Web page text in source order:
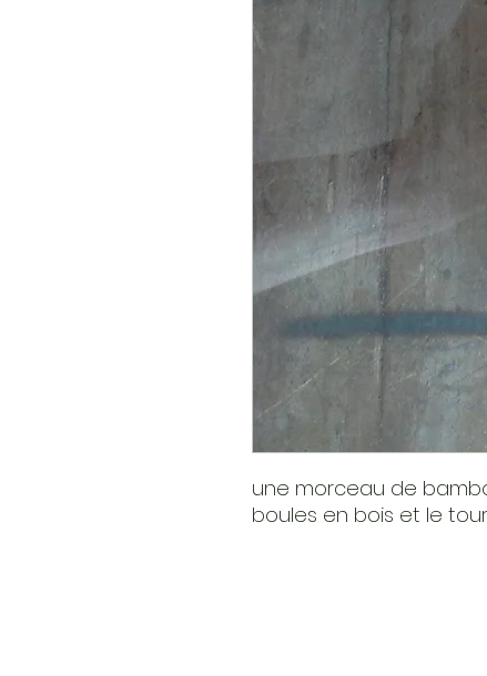
une morceau de
boules en bois et le